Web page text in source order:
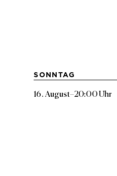
SONNTAG
16. August–20:00 Uhr